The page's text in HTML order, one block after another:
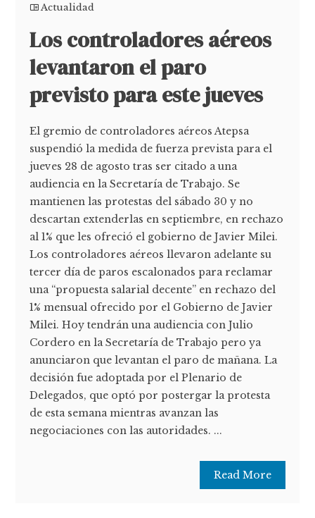
Actualidad
Los controladores aéreos
levantaron el paro
previsto para este jueves
El gremio de controladores aéreos Atepsa
suspendió la medida de fuerza prevista para el
jueves 28 de agosto tras ser citado a una
audiencia en la Secretaría de Trabajo. Se
mantienen las protestas del sábado 30 y no
descartan extenderlas en septiembre, en rechazo
al 1% que les ofreció el gobierno de Javier Milei.
Los controladores aéreos llevaron adelante su
tercer día de paros escalonados para reclamar
una “propuesta salarial decente” en rechazo del
1% mensual ofrecido por el Gobierno de Javier
Milei. Hoy tendrán una audiencia con Julio
Cordero en la Secretaría de Trabajo pero ya
anunciaron que levantan el paro de mañana. La
decisión fue adoptada por el Plenario de
Delegados, que optó por postergar la protesta
de esta semana mientras avanzan las
negociaciones con las autoridades. ...
Read More